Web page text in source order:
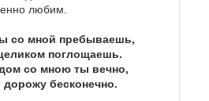
любим.
со мной пребываешь,
поглощаешь.
со мною ты вечно,
бесконечно.